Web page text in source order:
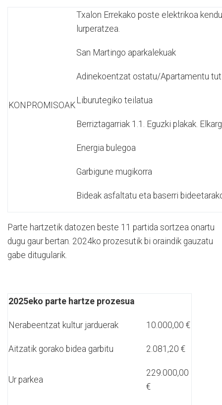
KONPROMISOAK
Txalon Errekako poste elektrikoa
lurperatzea.
San Martingo aparkalekuak
Adinekoentzat ostatu/Apartamentu
Liburutegiko teilatua
Berriztagarriak 1.1. Eguzki plakak.
Energia bulegoa
Garbigune mugikorra
Bideak asfaltatu eta baserri
Parte hartzetik datozen beste 11 partida sortzea onartu
dugu gaur bertan. 2024ko prozesutik bi oraindik gauzatu
gabe ditugularik.
2025eko parte hartze prozesua
Nerabeentzat kultur jarduerak 10.000,00 €
Aitzatik gorako bidea garbitu 2.081,20 €
Ur parkea
229.000,00
€